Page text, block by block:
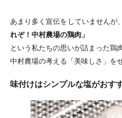
あまり多く宣伝をしていませんが
れぞ！中村農場の鶏肉」
という私たちの思いが詰まった鶏
中村農場の考える「美味しさ」を
味付けはシンプルな塩がおす